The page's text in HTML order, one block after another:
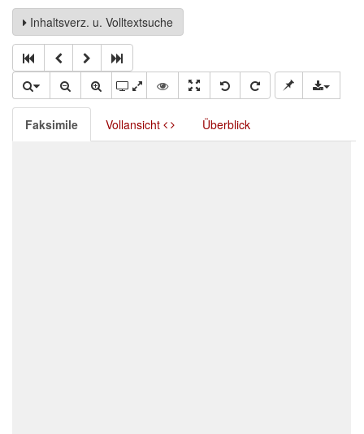
Inhaltsverz. u. Volltextsuche
Faksimile Vollansicht Überblick